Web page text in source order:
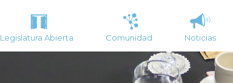
Legislatura Abierta Comunidad Noticias